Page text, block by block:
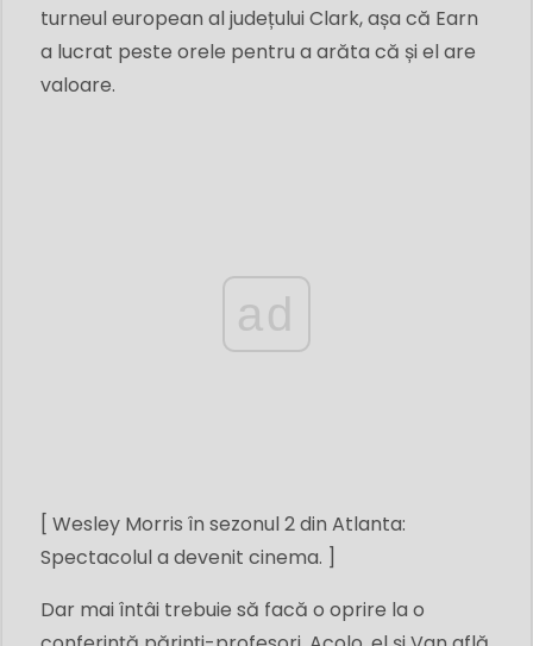
turneul european al județului Clark, așa că Earn
a lucrat peste orele pentru a arăta că și el are
valoare.
ad
[ Wesley Morris în sezonul 2 din Atlanta:
Spectacolul a devenit cinema. ]
Dar mai întâi trebuie să facă o oprire la o